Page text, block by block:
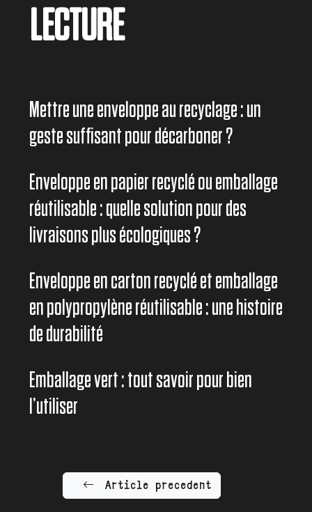
LECTURE
Mettre une enveloppe au recyclage : un
geste suffisant pour décarboner ?
Enveloppe en papier recyclé ou emballage
réutilisable : quelle solution pour des
livraisons plus écologiques ?
Enveloppe en carton recyclé et emballage
en polypropylène réutilisable : une histoire
de durabilité
Emballage vert : tout savoir pour bien
l’utiliser
Article precedent